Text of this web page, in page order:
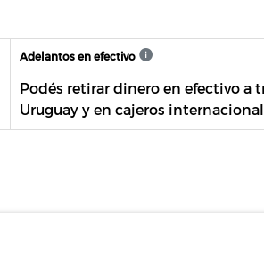
Adelantos en efectivo
Podés retirar dinero en efectivo a
Uruguay y en cajeros